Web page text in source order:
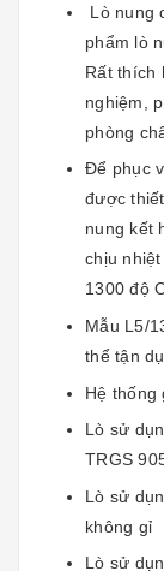
Lò nung
phẩm lò
Rất thích
nghiệm,
phòng
Để phục
được
nung kết
chịu
1300 độ
Mẫu L5/
thể tận
Hệ thống
Lò sử
TRGS
Lò sử
không gỉ
Lò sử